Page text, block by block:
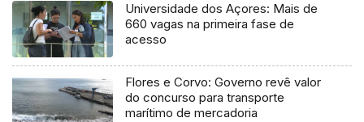
Universidade dos Açores: Mais de
660 vagas na primeira fase de
acesso
Flores e Corvo: Governo revê valor
do concurso para transporte
marítimo de mercadoria